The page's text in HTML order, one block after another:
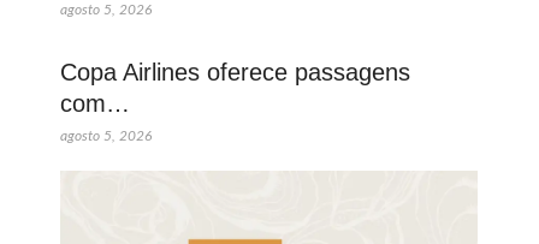
agosto 5, 2026
Copa Airlines oferece passagens
com…
agosto 5, 2026